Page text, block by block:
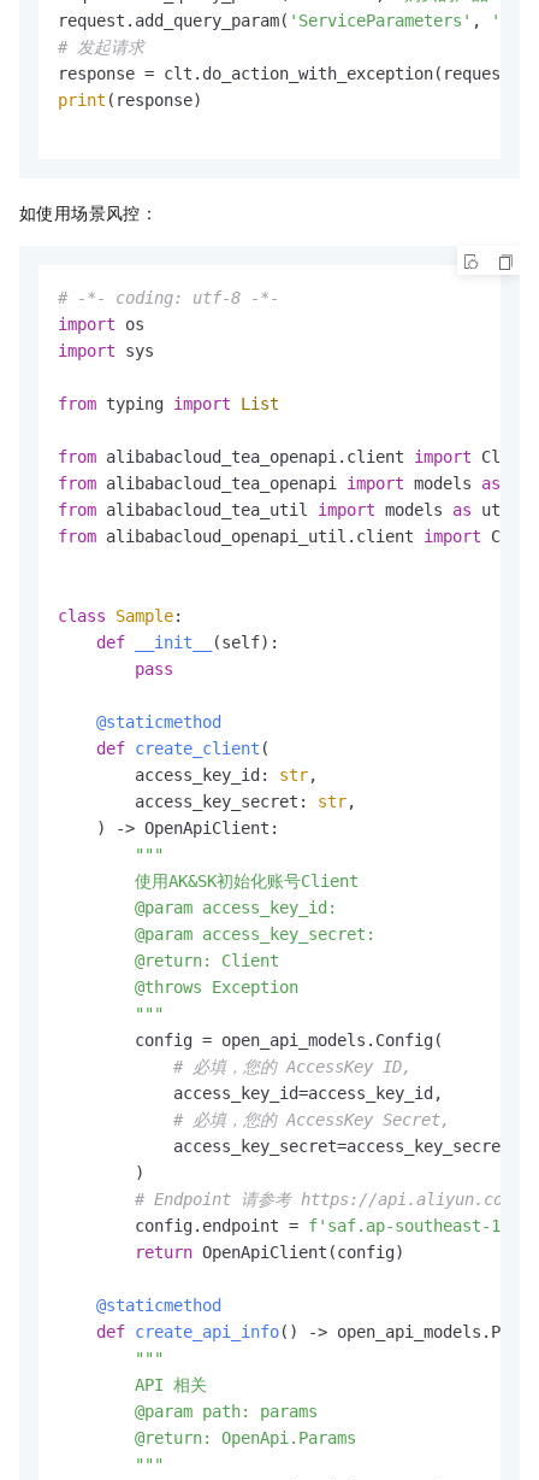
request.add_query_param( 'ServiceParameters' ,
'入
# 发起请求
print (response)
如使用场景风控：
# -*- coding: utf-8 -*-
import
import sys
from typing import List
from alibabacloud_tea_openapi.client import
from alibabacloud_tea_openapi import models as
from alibabacloud_tea_util import models as
from alibabacloud_openapi_util.client import
class Sample:
def
__init__ (self):
pass
    @staticmethod
def create_client (
        access_key_id:
str,
        access_key_secret:
str,
) -> OpenApiClient:
"""
        使用AK&SK初始化账号Client
        @param access_key_id:
        @param access_key_secret:
        @return: Client
        @throws Exception
        """
        config = open_api_models.Config(
# 必填，您的 AccessKey ID,
            access_key_id=access_key_id,
# 必填，您的 AccessKey Secret,
            access_key_secret=access_key_secret
        )
# Endpoint 请参考 https://api.aliyun.com/
        config.endpoint =
f'saf.ap-southeast-
return OpenApiClient(config)
    @staticmethod
def create_api_info() ->
"""
        API 相关
        @param path: params
        @return: OpenApi.Params
        """